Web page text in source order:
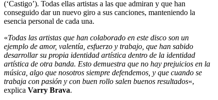
(‘Castigo’). Todas ellas artistas a las que admiran y que han
conseguido dar un nuevo giro a sus canciones, manteniendo la
esencia personal de cada una.
«Todas las artistas que han colaborado en este disco son un
ejemplo de amor, valentía, esfuerzo y trabajo, que han sabido
desarrollar su propia identidad artística dentro de la identidad
artística de otra banda. Esto demuestra que no hay prejuicios en la
música, algo que nosotros siempre defendemos, y que cuando se
trabaja con pasión y con buen rollo salen buenos resultados«,
explica Varry Brava.